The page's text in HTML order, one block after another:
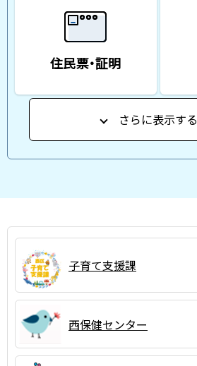
住民票・証明
さらに表示する
子育て支援課
西保健センター